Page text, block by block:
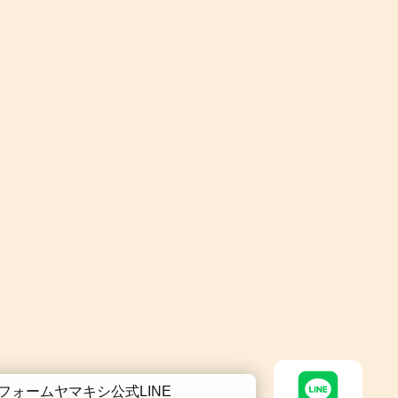
ォームヤマキシ公式LINE